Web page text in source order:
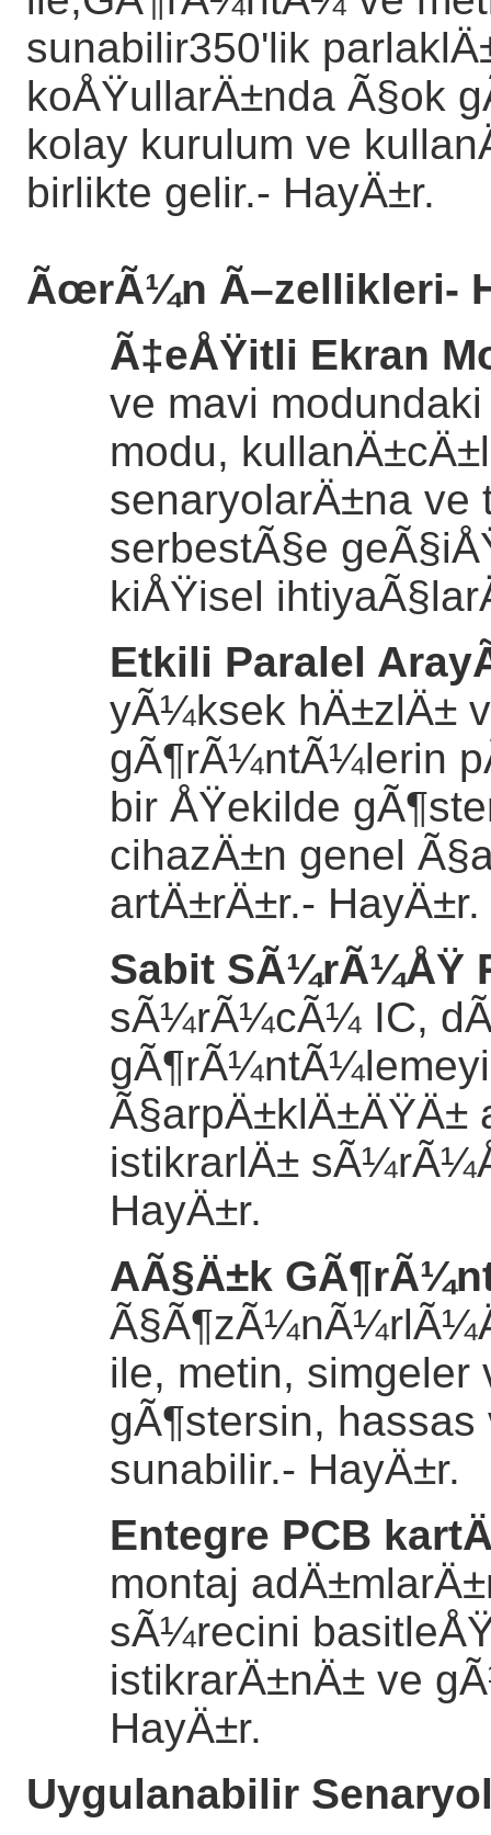
sunabilir350'lik
koÅŸullarÄ±nda Ã§ok
kolay kurulum ve
birlikte gelir.- HayÄ±r.
ÃœrÃ¼n Ã–zellikleri-
Ã‡eÅŸitli Ekran
ve mavi
modu,
senaryolarÄ±na ve
serbestÃ§e
kiÅŸisel
Etkili Paralel
yÃ¼ksek hÄ±zlÄ±
gÃ¶rÃ¼ntÃ¼lerin
bir ÅŸekilde
cihazÄ±n genel
artÄ±rÄ±r.- HayÄ±r.
Sabit SÃ¼rÃ¼ÅŸ
sÃ¼rÃ¼cÃ¼ IC,
Ã§arpÄ±klÄ±ÄŸÄ±
istikrarlÄ±
HayÄ±r.
AÃ§Ä±k
ile, metin, simgeler
gÃ¶stersin,
sunabilir.- HayÄ±r.
Entegre PCB
montaj
sÃ¼recini
istikrarÄ±nÄ± ve
HayÄ±r.
Uygulanabilir